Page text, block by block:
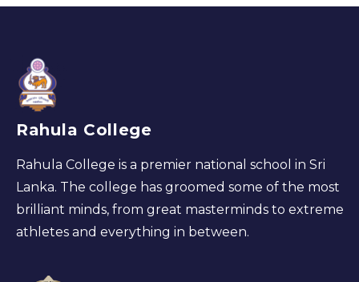
Rahula College
Rahula College is a premier national school in Sri
Lanka. The college has groomed some of the most
brilliant minds, from great masterminds to extreme
athletes and everything in between.